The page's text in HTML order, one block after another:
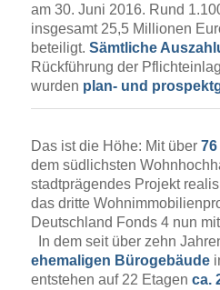
am 30. Juni 2016. Rund
insgesamt 25,5 Millionen
beteiligt. Sämtliche
Rückführung der
wurden plan- und
Das ist die Höhe: Mit über
dem südlichsten
stadtprägendes Projekt
das dritte
Deutschland Fonds 4 nun
In dem seit über zehn
ehemaligen Bürogebäude
entstehen auf 22 Etagen ca.